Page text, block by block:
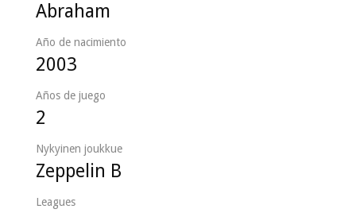
Abraham
Año de nacimiento
2003
Años de juego
2
Nykyinen joukkue
Zeppelin B
Leagues